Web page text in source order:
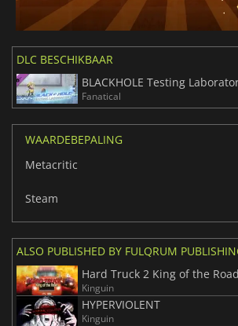
DLC BESCHIKBAAR
BLACKHOLE Testing
Fanatical
WAARDEBEPALING
Metacritic
Steam
ALSO PUBLISHED BY FULQRUM
Hard Truck 2 King of the Road
Kinguin
HYPERVIOLENT
Kinguin